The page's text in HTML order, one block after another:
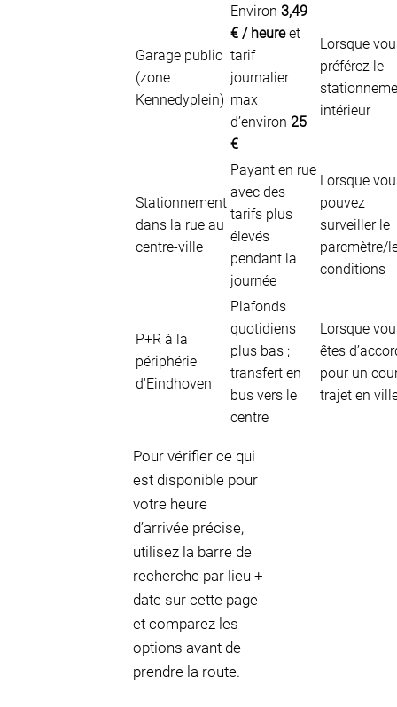
Garage public
(zone
Kennedyplein)
Environ 3,49
€ / heureet
tarif
journalier
max
d’environ 25
€
Lorsque
préférez le
intérieur
Stationnement
dans la rue au
centre-ville
Payant en rue
avec des
tarifs plus
élevés
pendant la
journée
Lorsque
pouvez
surveiller le
parcmètre/
conditions
P+R à la
périphérie
d'Eindhoven
Plafonds
quotidiens
plus bas ;
transfert en
bus vers le
centre
Lorsque
êtes
pour un
trajet en
Pour vérifier ce qui
est disponible pour
votre heure
d’arrivée précise,
utilisez la barre de
recherche par lieu +
date sur cette page
et comparez les
options avant de
prendre la route.